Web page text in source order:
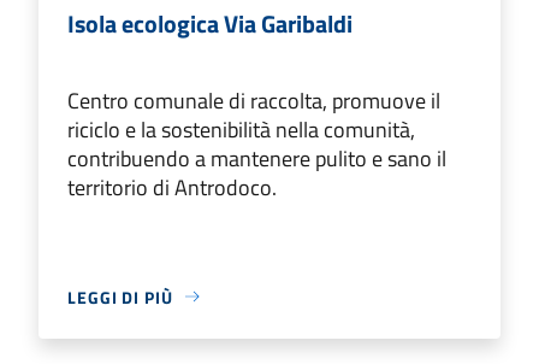
Isola ecologica Via Garibaldi
Centro comunale di raccolta, promuove il
riciclo e la sostenibilità nella comunità,
contribuendo a mantenere pulito e sano il
territorio di Antrodoco.
LEGGI DI PIÙ